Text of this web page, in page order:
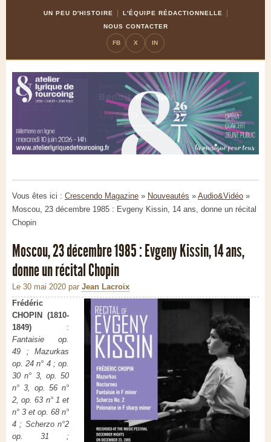
UN PEU D'HISTOIRE
L'ÉQUIPE RÉDACTIONNELLE
NOUS CONTACTER
FB X IN
Vous êtes ici : Crescendo Magazine » Nouveautés » Audio&Vidéo »
Moscou, 23 décembre 1985 : Evgeny Kissin, 14 ans, donne un récital
Chopin
Moscou, 23 décembre 1985 : Evgeny Kissin, 14 ans,
donne un récital Chopin
Le 30 mai 2020 par Jean Lacroix
Frédéric
CHOPIN (1810-
1849) :
Fantaisie op.
49 ; Mazurkas
op. 24 n° 4 ; op.
30 n° 3, op. 50
n° 3, op. 56 n°
2, op. 63 n° 1 et
n° 3 et op. 68 n°
4 ; Scherzo n°2
op. 31 ;